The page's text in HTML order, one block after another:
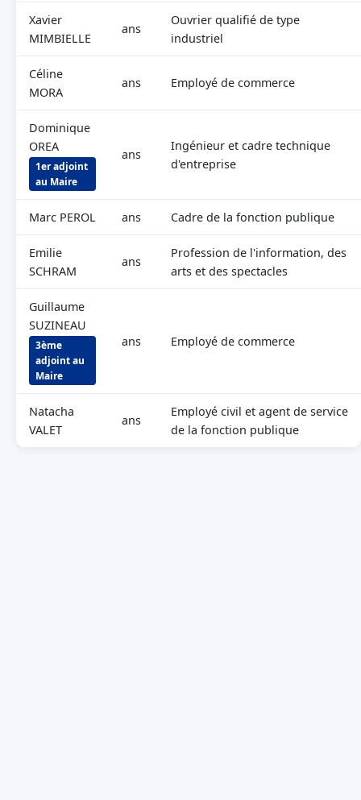
Xavier
MIMBIELLE
ans
Ouvrier qualifié de type
industriel
Céline
MORA
ans Employé de commerce
Dominique
OREA
1er adjoint
au Maire
ans
Ingénieur et cadre technique
d'entreprise
Marc PEROL ans Cadre de la fonction publique
Emilie
SCHRAM
ans
Profession de l'information, des
arts et des spectacles
Guillaume
SUZINEAU
3ème
adjoint au
Maire
ans Employé de commerce
Natacha
VALET
ans
Employé civil et agent de service
de la fonction publique